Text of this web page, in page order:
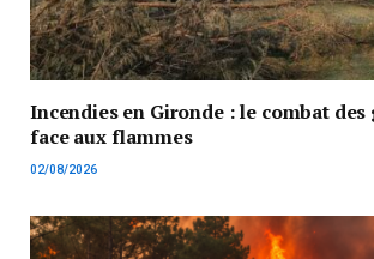
Incendies en Gironde : le combat des
face aux flammes
02/08/2026